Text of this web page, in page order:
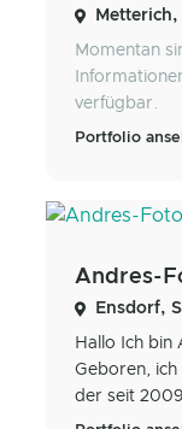
Momentan
verfügbar.
Portfolio
Andres-
Ensdorf,
Hallo Ich bin
Geboren,
der seit